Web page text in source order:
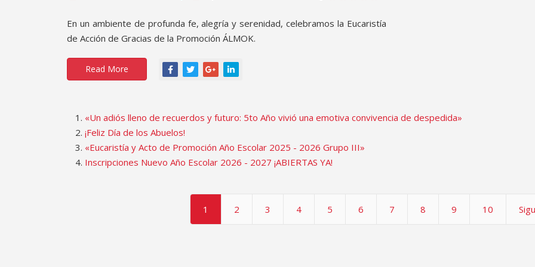
En un ambiente de profunda fe, alegría y serenidad, celebramos la Eucaristía
de Acción de Gracias de la Promoción ÁLMOK.
Read More
«Un adiós lleno de recuerdos y futuro: 5to Año vivió una emotiva convivencia de despedida»
¡Feliz Día de los Abuelos!
«Eucaristía y Acto de Promoción Año Escolar 2025 - 2026 Grupo III»
Inscripciones Nuevo Año Escolar 2026 - 2027 ¡ABIERTAS YA!
1 2 3 4 5 6 7 8 9 10